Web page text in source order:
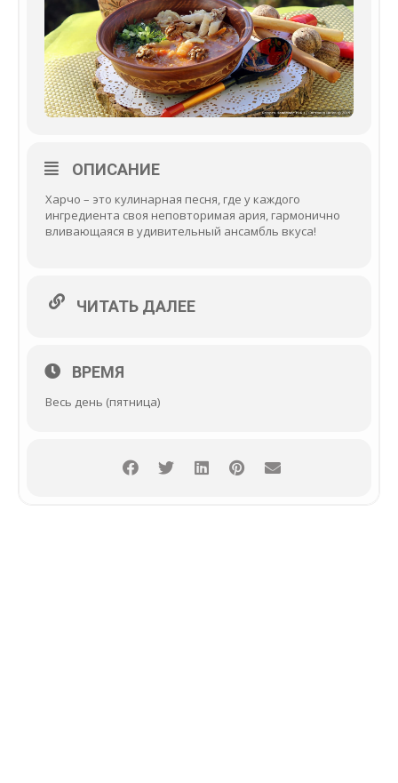
ОПИСАНИЕ
Харчо – это кулинарная песня, где у каждого
ингредиента своя неповторимая ария, гармонично
вливающаяся в удивительный ансамбль вкуса!
ЧИТАТЬ ДАЛЕЕ
ВРЕМЯ
Весь день (пятница)